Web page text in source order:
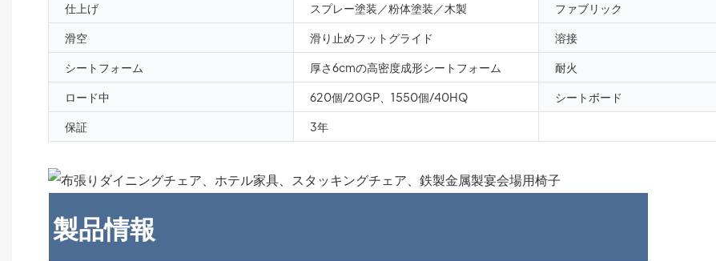
仕上げ スプレー塗装／粉体塗装／木製 ファブリック
滑空 滑り止めフットグライド 溶接
シートフォーム 厚さ6cmの高密度成形シートフォーム 耐火
ロード中 620個/20GP、1550個/40HQ シートボード
保証 3年
製品情報